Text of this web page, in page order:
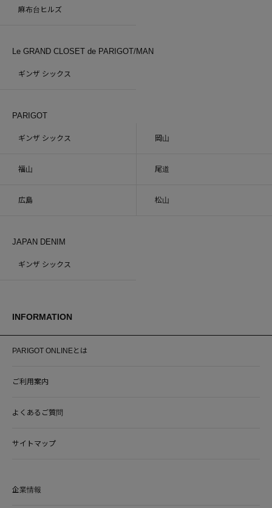
麻布台ヒルズ
Le GRAND CLOSET de PARIGOT/MAN
ギンザ シックス
PARIGOT
ギンザ シックス 岡山
福山 尾道
広島 松山
JAPAN DENIM
ギンザ シックス
INFORMATION
PARIGOT ONLINEとは
ご利用案内
よくあるご質問
サイトマップ
企業情報